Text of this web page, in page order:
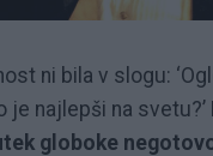
ni bila v slogu:
je najlepši na
globoke